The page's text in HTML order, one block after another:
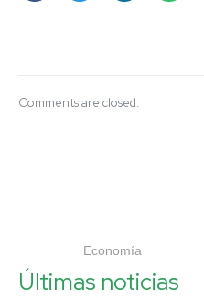
Comments are closed.
Economía
Últimas noticias